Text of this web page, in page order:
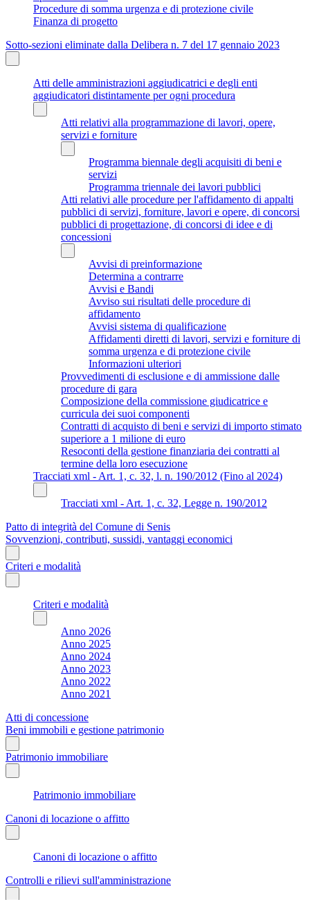
Procedure di somma urgenza e di protezione civile
Finanza di progetto
Sotto-sezioni eliminate dalla Delibera n. 7 del 17 gennaio 2023
Atti delle amministrazioni aggiudicatrici e degli enti
aggiudicatori distintamente per ogni procedura
Atti relativi alla programmazione di lavori, opere,
servizi e forniture
Programma biennale degli acquisiti di beni e
servizi
Programma triennale dei lavori pubblici
Atti relativi alle procedure per l'affidamento di appalti
pubblici di servizi, forniture, lavori e opere, di concorsi
pubblici di progettazione, di concorsi di idee e di
concessioni
Avvisi di preinformazione
Determina a contrarre
Avvisi e Bandi
Avviso sui risultati delle procedure di
affidamento
Avvisi sistema di qualificazione
Affidamenti diretti di lavori, servizi e forniture di
somma urgenza e di protezione civile
Informazioni ulteriori
Provvedimenti di esclusione e di ammissione dalle
procedure di gara
Composizione della commissione giudicatrice e
curricula dei suoi componenti
Contratti di acquisto di beni e servizi di importo stimato
superiore a 1 milione di euro
Resoconti della gestione finanziaria dei contratti al
termine della loro esecuzione
Tracciati xml - Art. 1, c. 32, l. n. 190/2012 (Fino al 2024)
Tracciati xml - Art. 1, c. 32, Legge n. 190/2012
Patto di integrità del Comune di Senis
Sovvenzioni, contributi, sussidi, vantaggi economici
Criteri e modalità
Criteri e modalità
Anno 2026
Anno 2025
Anno 2024
Anno 2023
Anno 2022
Anno 2021
Atti di concessione
Beni immobili e gestione patrimonio
Patrimonio immobiliare
Patrimonio immobiliare
Canoni di locazione o affitto
Canoni di locazione o affitto
Controlli e rilievi sull'amministrazione